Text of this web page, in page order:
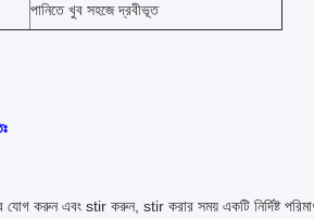
পানিতে খুব সহজে দ্রবীভূত
যোগ করুন এবং stir করুন, stir করার সময় একটি নির্দিষ্ট